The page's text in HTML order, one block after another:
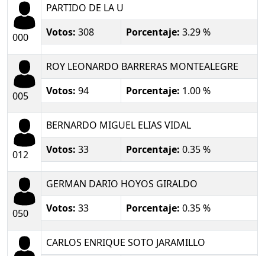
000
PARTIDO DE LA U
Votos: 308 Porcentaje: 3.29 %
005
ROY LEONARDO BARRERAS MONTEALEGRE
Votos: 94 Porcentaje: 1.00 %
012
BERNARDO MIGUEL ELIAS VIDAL
Votos: 33 Porcentaje: 0.35 %
050
GERMAN DARIO HOYOS GIRALDO
Votos: 33 Porcentaje: 0.35 %
CARLOS ENRIQUE SOTO JARAMILLO